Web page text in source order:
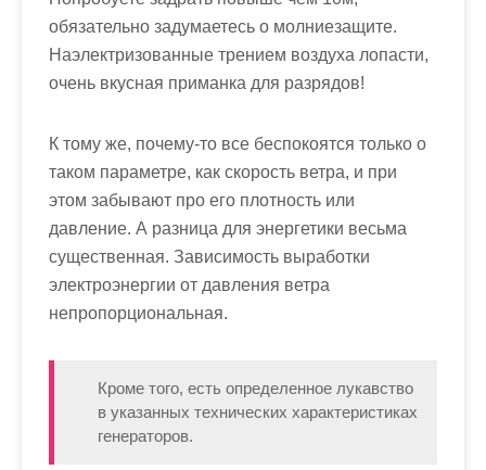
обязательно задумаетесь о молниезащите.
Наэлектризованные трением воздуха лопасти,
очень вкусная приманка для разрядов!
К тому же, почему-то все беспокоятся только о
таком параметре, как скорость ветра, и при
этом забывают про его плотность или
давление. А разница для энергетики весьма
существенная. Зависимость выработки
электроэнергии от давления ветра
непропорциональная.
Кроме того, есть определенное лукавство
в указанных технических характеристиках
генераторов.